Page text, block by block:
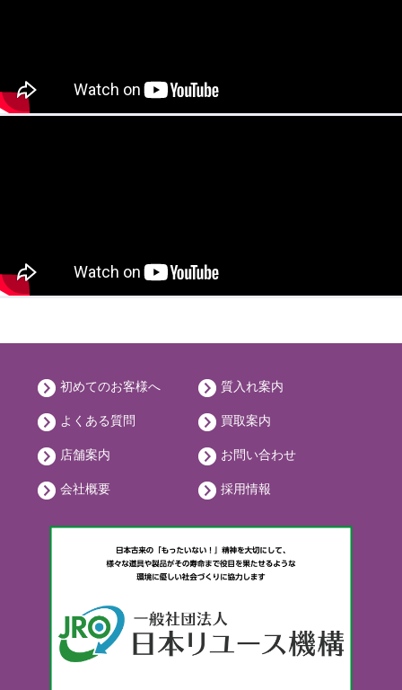
初めてのお客様へ 質入れ案内
よくある質問 買取案内
店舗案内 お問い合わせ
会社概要 採用情報